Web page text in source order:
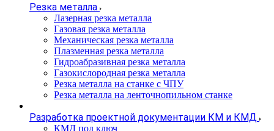
Резка металла
Лазерная резка металла
Газовая резка металла
Механическая резка металла
Плазменная резка металла
Гидроабразивная резка металла
Газокислородная резка металла
Резка металла на станке с ЧПУ
Резка металла на ленточнопильном станке
Разработка проектной документации КМ и КМД
КМД под ключ